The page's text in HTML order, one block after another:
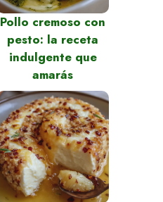
Pollo cremoso con
pesto: la receta
indulgente que
amarás